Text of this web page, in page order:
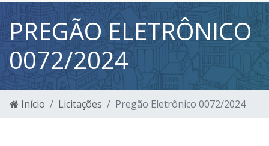
PREGÃO ELETRÔNICO
0072/2024
Início Licitações Pregão Eletrônico 0072/2024